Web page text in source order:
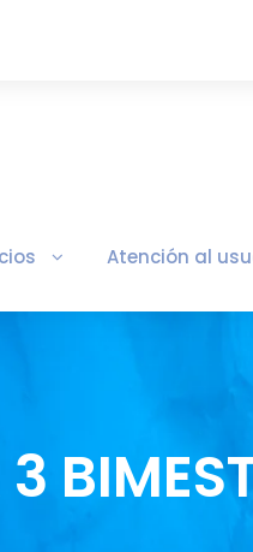
Atención al